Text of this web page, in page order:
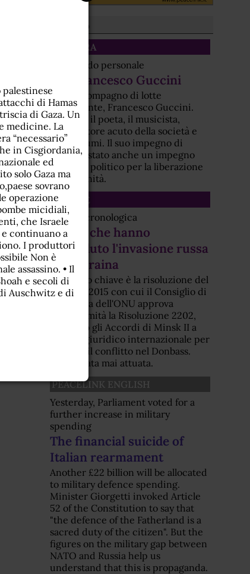
CULTURA
Un ricordo personale
Per Francesco Guccini
Era un compagno di lotte
nonviolente, Francesco Guccini.
Non solo il poeta, il musicista,
l'osservatore acuto della società e
dei costumi. Il suo impegno di
artista è stato anche un impegno
morale e politico per la liberazione
dell'umanità.
SCHEDE
Scheda cronologica
Eventi che hanno
preceduto l'invasione russa
dell'Ucraina
Elemento chiave è la risoluzione del
febbraio 2015 con cui il Consiglio di
Sicurezza dell'ONU approva
all'unanimità la Risoluzione 2202,
elevando gli Accordi di Minsk II a
obbligo giuridico internazionale per
fermare il conflitto nel Donbass.
Non è stata mai attuata.
PEACELINK ENGLISH
Yesterday, Parliament voted for a
further increase in military
spending
The financial suicide of
Italian rearmament
Another £22 billion will be allocated
to military defence spending.
Minister Giorgetti invoked Article
52 of the Constitution to say that
"the defence of the Fatherland is a
sacred duty of the citizen". But the
figures on the military gap between
NATO and Russia help us
understand that this is propaganda.
di Hamas
di Gaza. Un
medicine. La
“necessario”
in Cisgiordania,
ed
solo Gaza ma
sovrano
operazione
micidiali,
che Israele
continuano a
I produttori
Non è
assassino. • Il
e secoli di
Auschwitz e di